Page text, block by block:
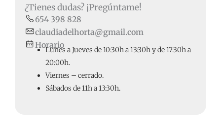
¿Tienes dudas? ¡Pregúntame!
654 398 828
claudiadelhorta@gmail.com
Horario
Lunes a Jueves de 10:30h a 13:30h y de 17:30h a
20:00h.
Viernes – cerrado.
Sábados de 11h a 13:30h.